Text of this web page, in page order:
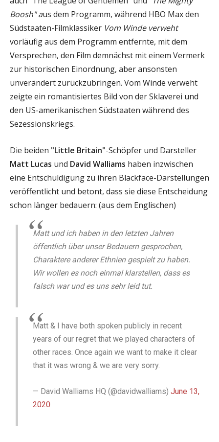
Boosh" aus dem Programm, während HBO Max den
Südstaaten-Filmklassiker Vom Winde verweht
vorläufig aus dem Programm entfernte, mit dem
Versprechen, den Film demnächst mit einem Vermerk
zur historischen Einordnung, aber ansonsten
unverändert zurückzubringen. Vom Winde verweht
zeigte ein romantisiertes Bild von der Sklaverei und
den US-amerikanischen Südstaaten während des
Sezessionskriegs.
Die beiden "Little Britain"-Schöpfer und Darsteller
Matt Lucas und David Walliams haben inzwischen
eine Entschuldigung zu ihren Blackface-Darstellungen
veröffentlicht und betont, dass sie diese Entscheidung
schon länger bedauern: (aus dem Englischen)
Matt und ich haben in den letzten Jahren
öffentlich über unser Bedauern gesprochen,
Charaktere anderer Ethnien gespielt zu haben.
Wir wollen es noch einmal klarstellen, dass es
falsch war und es uns sehr leid tut.
Matt & I have both spoken publicly in recent
years of our regret that we played characters of
other races. Once again we want to make it clear
that it was wrong & we are very sorry.
— David Walliams HQ (@davidwalliams)June 13,
2020